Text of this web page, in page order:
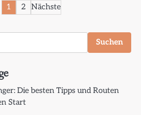
Seitennummerierung
1 2
Nächste
Suchen
Die besten Tipps und Routen
Start